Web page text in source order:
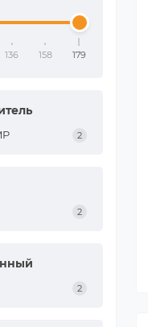
136 158 179
2
2
2